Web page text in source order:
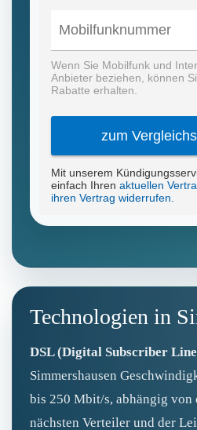
Technologien in
DSL (Digital Subscriber
Simmershausen
bis 250 Mbit/s, abhängig von
nächsten Verteiler und der